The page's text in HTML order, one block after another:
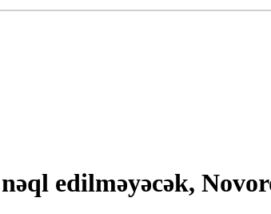
edilməyəcək,